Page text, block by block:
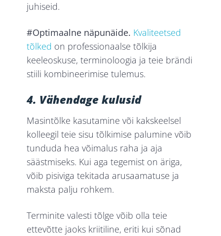
juhiseid.
#Optimaalne näpunäide. Kvaliteetsed
tõlked on professionaalse tõlkija
keeleoskuse, terminoloogia ja teie brändi
stiili kombineerimise tulemus.
4. Vähendage kulusid
Masintõlke kasutamine või kakskeelsel
kolleegil teie sisu tõlkimise palumine võib
tunduda hea võimalus raha ja aja
säästmiseks. Kui aga tegemist on äriga,
võib pisiviga tekitada arusaamatuse ja
maksta palju rohkem.
Terminite valesti tõlge võib olla teie
ettevõtte jaoks kriitiline, eriti kui sõnad